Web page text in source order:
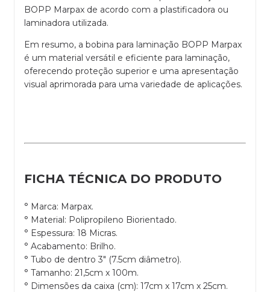
BOPP Marpax de acordo com a plastificadora ou
laminadora utilizada.
Em resumo, a bobina para laminação BOPP Marpax
é um material versátil e eficiente para laminação,
oferecendo proteção superior e uma apresentação
visual aprimorada para uma variedade de aplicações.
FICHA TÉCNICA DO PRODUTO
° Marca: Marpax.
° Material: Polipropileno Biorientado.
° Espessura: 18 Micras.
° Acabamento: Brilho.
° Tubo de dentro 3" (7.5cm diâmetro).
° Tamanho: 21,5cm x 100m.
° Dimensões da caixa (cm): 17cm x 17cm x 25cm.